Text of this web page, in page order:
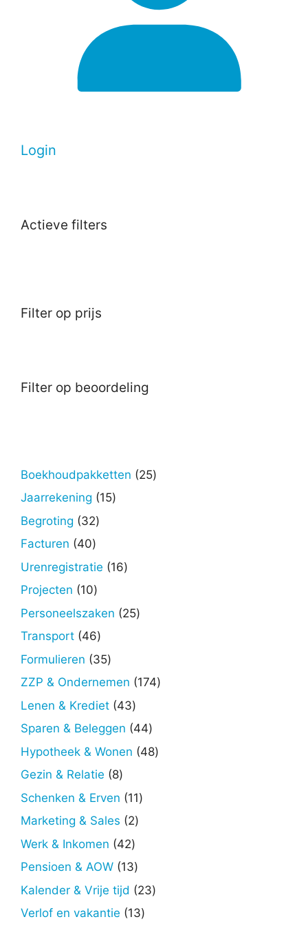
Login
Actieve filters
Filter op prijs
Filter op beoordeling
Boekhoudpakketten 2525
Jaarrekening 1515
Begroting 3232
Facturen 4040
producten
Urenregistratie 1616
Projecten 1010
producten
Personeelszaken 2525
Transport 4646
producten
Formulieren 3535
producten
ZZP & Ondernemen 174174
Lenen & Krediet 4343
producten
Sparen & Beleggen 4444
producten
Hypotheek & Wonen 4848
Gezin & Relatie 88
producten
Schenken & Erven 1111
Marketing & Sales 22
Werk & Inkomen 4242
producten
Pensioen & AOW 1313
producten
Kalender & Vrije tijd 2323
Verlof en vakantie 1313